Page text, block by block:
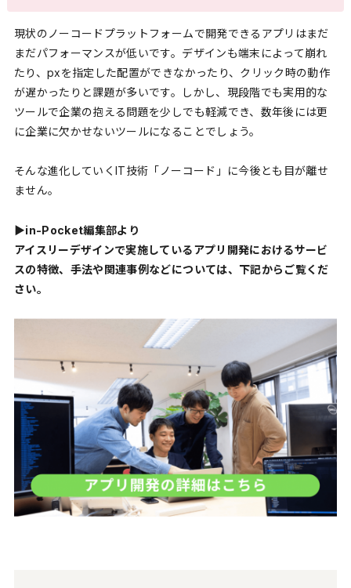
現状のノーコードプラットフォームで開発できるアプリはまだ
まだパフォーマンスが低いです。デザインも端末によって崩れ
たり、pxを指定した配置ができなかったり、クリック時の動作
が遅かったりと課題が多いです。しかし、現段階でも実用的な
ツールで企業の抱える問題を少しでも軽減でき、数年後には更
に企業に欠かせないツールになることでしょう。
そんな進化していくIT技術「ノーコード」に今後とも目が離せ
ません。
▶︎in-Pocket編集部より
アイスリーデザインで実施しているアプリ開発におけるサービ
スの特徴、手法や関連事例などについては、下記からご覧くだ
さい。